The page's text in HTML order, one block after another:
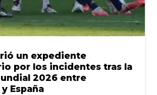
un expediente
por los incidentes tras la
2026 entre
España